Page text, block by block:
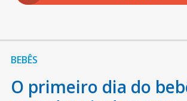
BEBÊS
O primeiro dia do